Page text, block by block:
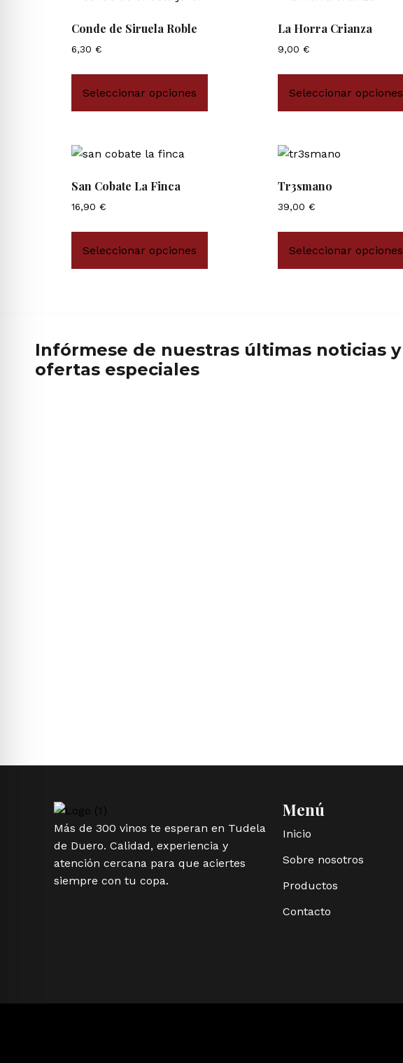
Conde de Siruela Roble
6,30 €
Seleccionar opciones
La Horra Crianza
9,00 €
Seleccionar opciones
San Cobate La Finca
16,90 €
Seleccionar opciones
Tr3smano
39,00 €
Seleccionar opciones
Infórmese de nuestras últimas noticias y
ofertas especiales
Más de 300 vinos te esperan en Tudela
de Duero. Calidad, experiencia y
atención cercana para que aciertes
siempre con tu copa.
Menú
Inicio
Sobre nosotros
Productos
Contacto